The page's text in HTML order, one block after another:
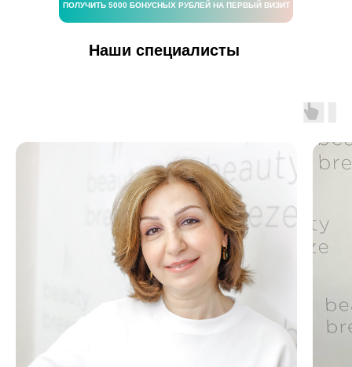
ПОЛУЧИТЬ 5000 БОНУСНЫХ РУБЛЕЙ НА ПЕРВЫЙ ВИЗИТ
Наши специалисты